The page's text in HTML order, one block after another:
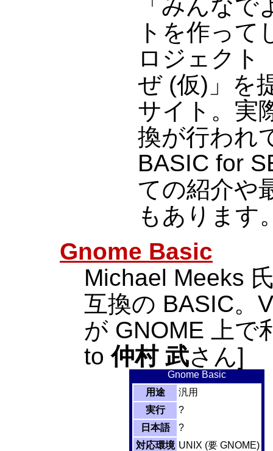
「みんな
トを作って
ロジェクト
ぜ (仮)」を
サイト。実
換が行われ
BASIC for
ての紹介や
もあります
Gnome Basic
Michael Meeks
互換の BASIC。
が GNOME 上で
to仲村 武さん]
Gnome Basic
用途
汎用
実行
?
日本語
?
対応環境 UNIX (要 GNOME)